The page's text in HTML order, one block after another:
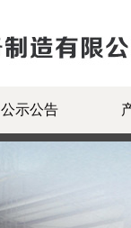
公示公告